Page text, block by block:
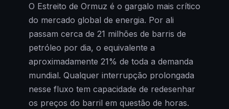
O Estreito de Ormuz é o gargalo mais crítico
do mercado global de energia. Por ali
passam cerca de 21 milhões de barris de
petróleo por dia, o equivalente a
aproximadamente 21% de toda a demanda
mundial. Qualquer interrupção prolongada
nesse fluxo tem capacidade de redesenhar
os preços do barril em questão de horas.